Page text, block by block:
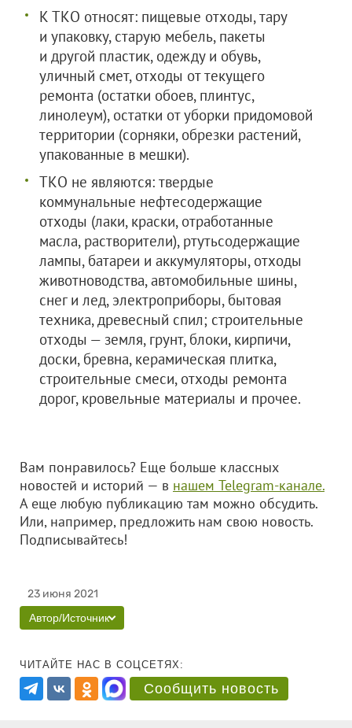
К ТКО относят: пищевые отходы, тару
и упаковку, старую мебель, пакеты
и другой пластик, одежду и обувь,
уличный смет, отходы от текущего
ремонта (остатки обоев, плинтус,
линолеум), остатки от уборки придомовой
территории (сорняки, обрезки растений,
упакованные в мешки).
ТКО не являются: твердые
коммунальные нефтесодержащие
отходы (лаки, краски, отработанные
масла, растворители), ртутьсодержащие
лампы, батареи и аккумуляторы, отходы
животноводства, автомобильные шины,
снег и лед, электроприборы, бытовая
техника, древесный спил; строительные
отходы — земля, грунт, блоки, кирпичи,
доски, бревна, керамическая плитка,
строительные смеси, отходы ремонта
дорог, кровельные материалы и прочее.
Вам понравилось? Еще больше классных
новостей и историй — в нашем Telegram-канале.
А еще любую публикацию там можно обсудить.
Или, например, предложить нам свою новость.
Подписывайтесь!
23 июня 2021
Автор/Источник
ЧИТАЙТЕ НАС В СОЦСЕТЯХ:
Сообщить новость